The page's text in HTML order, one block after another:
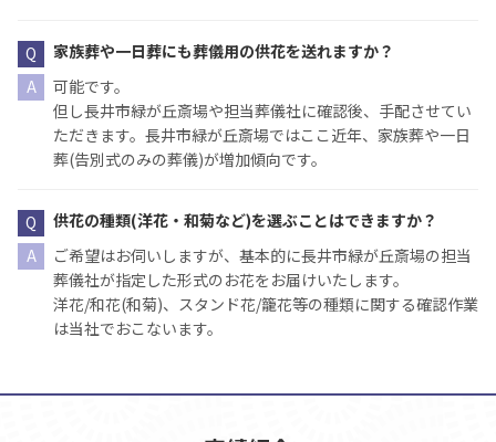
家族葬や一日葬にも葬儀用の供花を送れますか？
可能です。
但し長井市緑が丘斎場や担当葬儀社に確認後、手配させてい
ただきます。長井市緑が丘斎場ではここ近年、家族葬や一日
葬(告別式のみの葬儀)が増加傾向です。
供花の種類(洋花・和菊など)を選ぶことはできますか？
ご希望はお伺いしますが、基本的に長井市緑が丘斎場の担当
葬儀社が指定した形式のお花をお届けいたします。
洋花/和花(和菊)、スタンド花/籠花等の種類に関する確認作業
は当社でおこないます。